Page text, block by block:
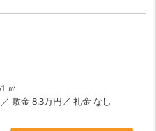
㎡
敷金 8.3万円／ 礼金 なし